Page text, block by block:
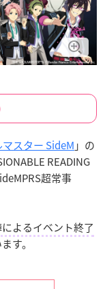
スター SideM 」の
READING
超常事
よるイベント終了
す。